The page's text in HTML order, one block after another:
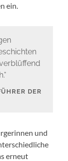
ein.
DER
und
erneut